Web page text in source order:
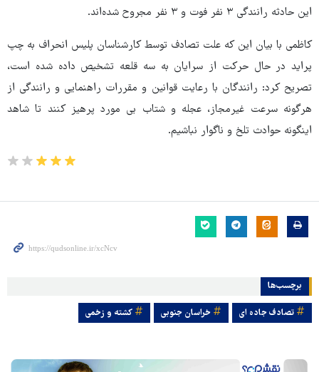
این حادثه رانندگی ۳ نفر فوت و ۳ نفر مجروح شده‌اند.
کاظمی با بیان این که علت تصادف توسط کارشناسان پلیس انحراف به چپ
پراید در حال حرکت از سرایان به سه قلعه تشخیص داده شده است،
تصریح کرد: رانندگان با رعایت قوانین و مقررات راهنمایی و رانندگی از
هرگونه سرعت غیرمجاز، عجله و شتاب بی مورد پرهیز کنند تا شاهد
اینگونه حوادث تلخ و ناگوار نباشیم.
برچسب‌ها
تصادف جاده ای خراسان جنوبی کشته و زخمی